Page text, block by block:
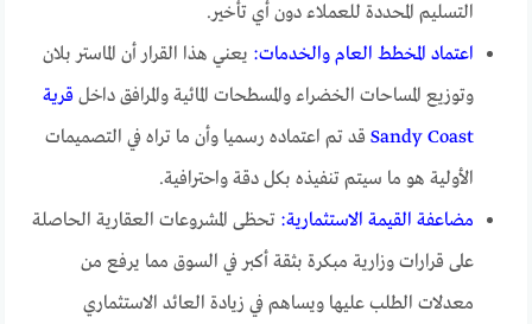
التسليم المحددة للعملاء دون أي تأخير.
اعتماد المخطط العام والخدمات: يعني هذا القرار أن الماستر بلان
وتوزيع المساحات الخضراء والمسطحات المائية والمرافق داخل قرية
Sandy Coast قد تم اعتماده رسميا وأن ما تراه في التصميمات
الأولية هو ما سيتم تنفيذه بكل دقة واحترافية.
مضاعفة القيمة الاستثمارية: تحظى المشروعات العقارية الحاصلة
على قرارات وزارية مبكرة بثقة أكبر في السوق مما يرفع من
معدلات الطلب عليها ويساهم في زيادة العائد الاستثماري